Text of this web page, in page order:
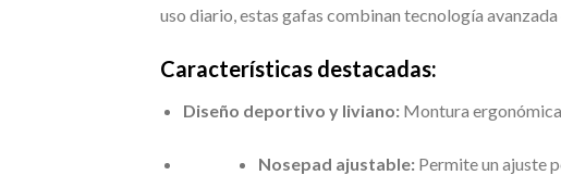
uso diario, estas gafas combinan tecnología
Características destacadas:
Diseño deportivo y liviano:Montura ergonómica
Nosepad ajustable:Permite un ajuste